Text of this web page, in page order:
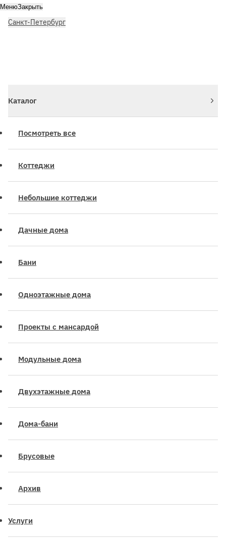
Санкт-Петербург
МенюЗакрыть
Каталог
Посмотреть все
Коттеджи
Небольшие коттеджи
Дачные дома
Бани
Одноэтажные дома
Проекты с мансардой
Модульные дома
Двухэтажные дома
Дома-бани
Брусовые
Архив
Услуги